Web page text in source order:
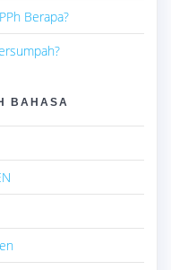
Berapa?
BAHASA